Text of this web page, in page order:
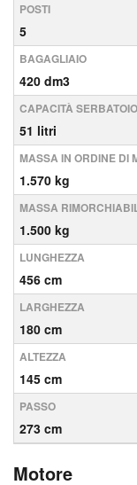
POSTI
5
BAGAGLIAIO
420 dm3
CAPACITÀ SERBATOIO
51 litri
MASSA IN ORDINE DI
1.570 kg
MASSA
1.500 kg
LUNGHEZZA
456 cm
LARGHEZZA
180 cm
ALTEZZA
145 cm
PASSO
273 cm
Motore